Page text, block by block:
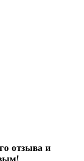
отзыва и